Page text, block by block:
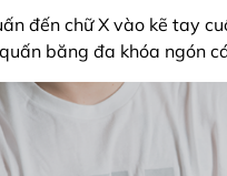
đến chữ X vào kẽ tay
băng đa khóa ngón